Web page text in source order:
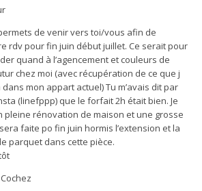
de venir vers toi/vous afin de
rdv pour fin juin début juillet. Ce serait pour
quand à l’agencement et couleurs de
chez moi (avec récupération de ce que j
dans mon appart actuel) Tu m’avais dit par
(linefppp) que le forfait 2h était bien. Je
pleine rénovation de maison et une grosse
faite po fin juin hormis l’extension et la
parquet dans cette pièce.